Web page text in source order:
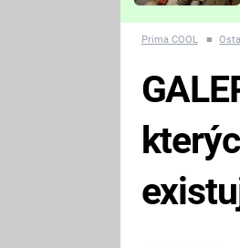
Prima COOL ■